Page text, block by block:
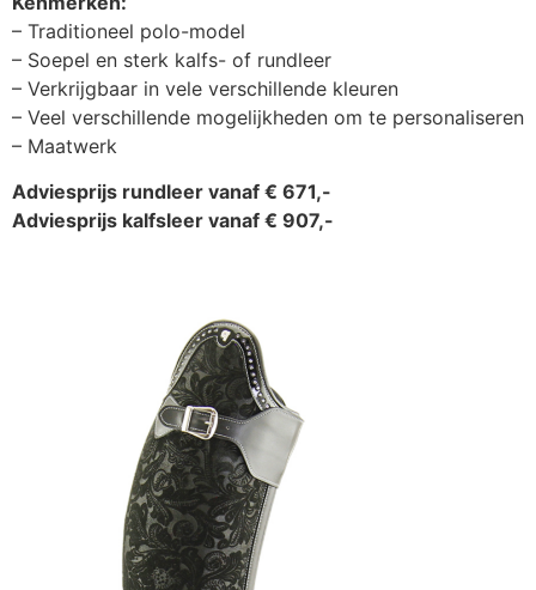
– Traditioneel polo-model
– Soepel en sterk kalfs- of rundleer
– Verkrijgbaar in vele verschillende kleuren
– Veel verschillende mogelijkheden om te personaliseren
– Maatwerk
Adviesprijs rundleer vanaf € 671,-
Adviesprijs kalfsleer vanaf € 907,-